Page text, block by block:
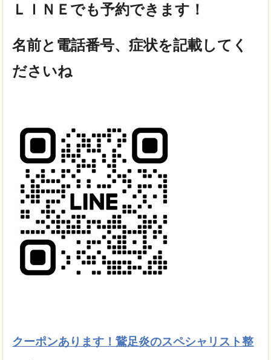
ＬＩＮＥでも予約できます！
名前と電話番号、症状を記載してく
ださいね
クーポンあります！鵞足炎のスペシャリスト整